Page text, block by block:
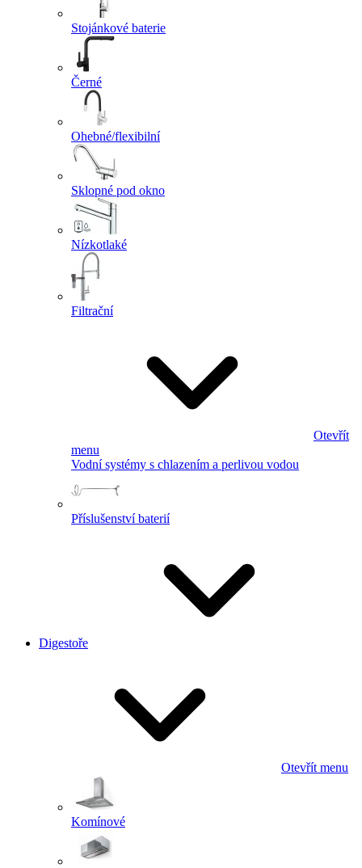
Stojánkové baterie
Černé
Ohebné/flexibilní
Sklopné pod okno
Nízkotlaké
Filtrační
Otevřít
menu
Vodní systémy s chlazením a perlivou vodou
Příslušenství baterií
Digestoře
Otevřít menu
Komínové